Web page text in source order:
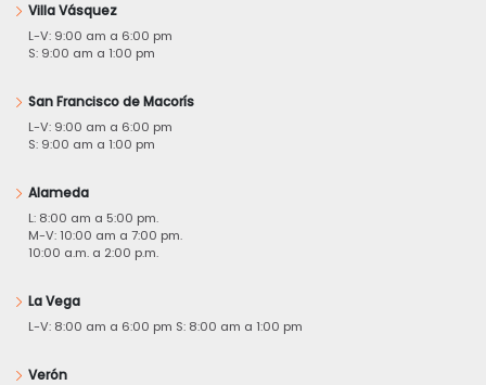
Villa Vásquez
L-V: 9:00 am a 6:00 pm
S: 9:00 am a 1:00 pm
San Francisco de Macorís
L-V: 9:00 am a 6:00 pm
S: 9:00 am a 1:00 pm
Alameda
L: 8:00 am a 5:00 pm.
M-V: 10:00 am a 7:00 pm.
10:00 a.m. a 2:00 p.m.
La Vega
L-V: 8:00 am a 6:00 pm S: 8:00 am a 1:00 pm
Verón